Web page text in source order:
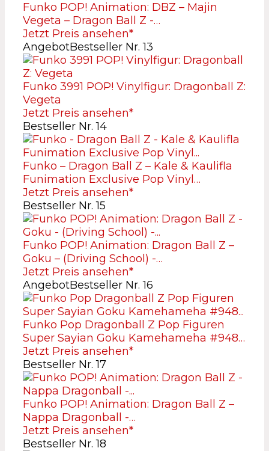
Funko POP! Animation: DBZ – Majin
Vegeta – Dragon Ball Z -…
Jetzt Preis ansehen*
AngebotBestseller Nr. 13
Funko 3991 POP! Vinylfigur: Dragonball Z:
Vegeta
Jetzt Preis ansehen*
Bestseller Nr. 14
Funko – Dragon Ball Z – Kale & Kaulifla
Funimation Exclusive Pop Vinyl…
Jetzt Preis ansehen*
Bestseller Nr. 15
Funko POP! Animation: Dragon Ball Z –
Goku – (Driving School) -…
Jetzt Preis ansehen*
AngebotBestseller Nr. 16
Funko Pop Dragonball Z Pop Figuren
Super Sayian Goku Kamehameha #948…
Jetzt Preis ansehen*
Bestseller Nr. 17
Funko POP! Animation: Dragon Ball Z –
Nappa Dragonball -…
Jetzt Preis ansehen*
Bestseller Nr. 18